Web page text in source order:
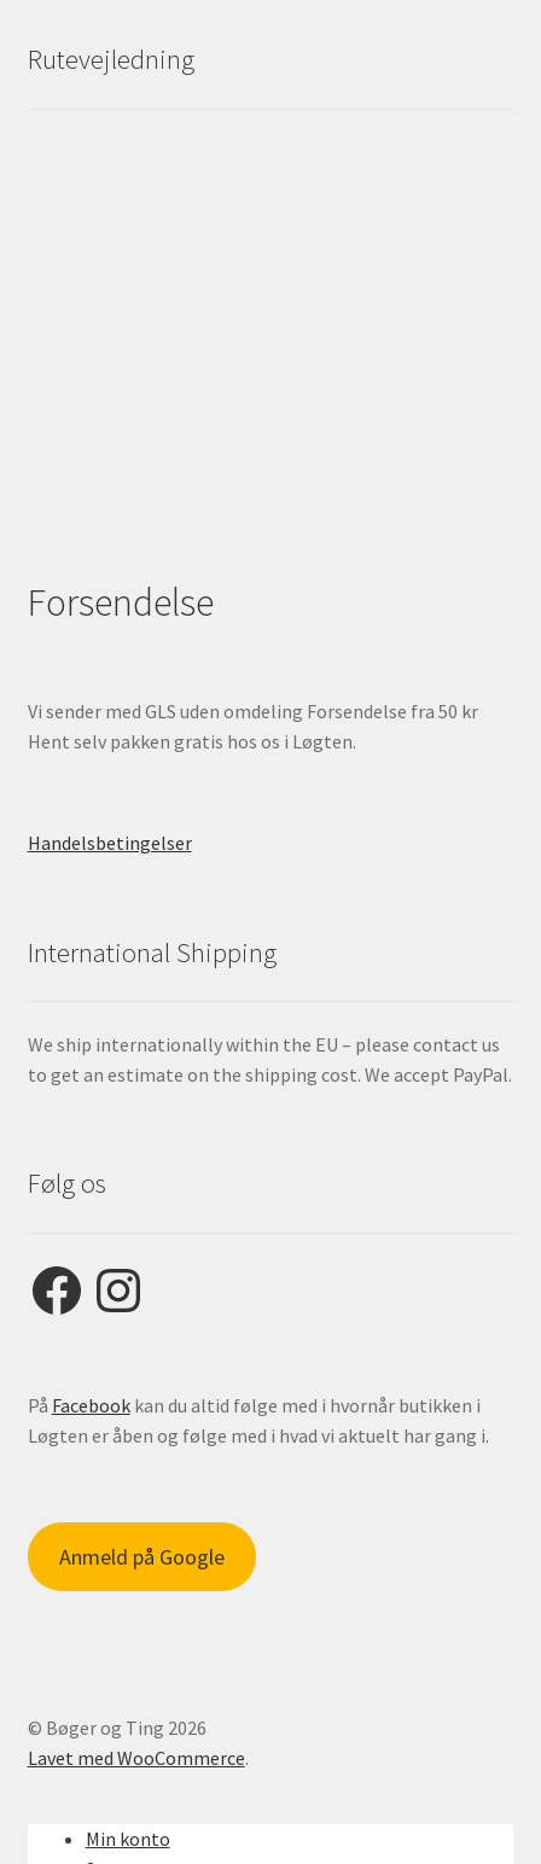
Rutevejledning
Forsendelse
Vi sender med GLS uden omdeling Forsendelse fra 50 kr
Hent selv pakken gratis hos os i Løgten.
Handelsbetingelser
International Shipping
We ship internationally within the EU – please contact us
to get an estimate on the shipping cost. We accept PayPal.
Følg os
FacebookInstagram
På Facebookkan du altid følge med i hvornår butikken i
Løgten er åben og følge med i hvad vi aktuelt har gang i.
Anmeld på Google
© Bøger og Ting 2026
Lavet med WooCommerce.
Min konto